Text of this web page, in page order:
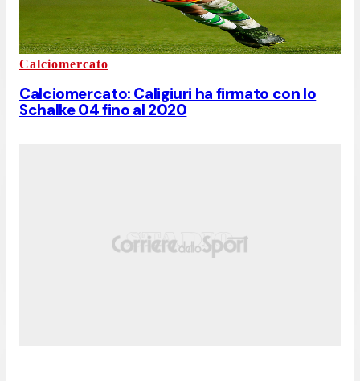
Calciomercato
Calciomercato: Caligiuri ha firmato con lo
Schalke 04 fino al 2020